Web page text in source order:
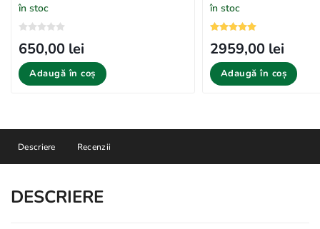
în stoc
650,00 lei
Adaugă în coș
în stoc
2959,00 lei
Adaugă în coș
Descriere Recenzii
DESCRIERE